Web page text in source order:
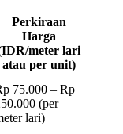
Perkiraan
Harga
meter lari
atau per unit)
75.000 – Rp
(per
lari)